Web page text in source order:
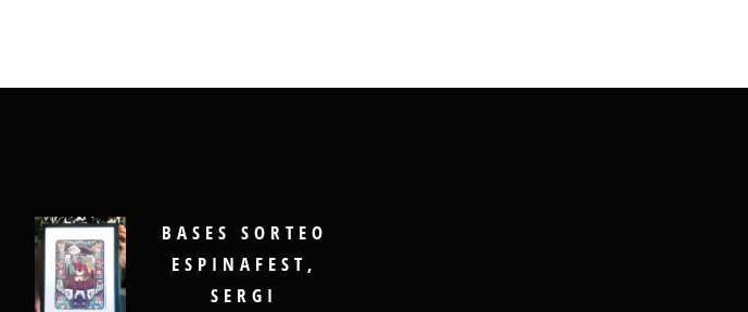
BASES SORTEO
ESPINAFEST,
SERGI